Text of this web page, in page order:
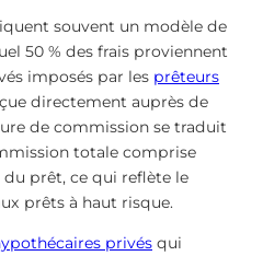
souvent un modèle de
50 % des frais proviennent
imposés par les prêteurs
directement auprès de
de commission se traduit
totale comprise
prêt, ce qui reflète le
prêts à haut risque.
privés qui